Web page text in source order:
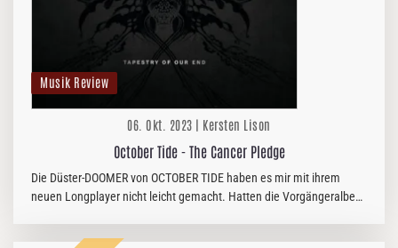
Musik Review
06. Okt. 2023 | Kersten Lison
October Tide - The Cancer Pledge
Die Düster-DOOMER von OCTOBER TIDE haben es mir mit ihrem
neuen Longplayer nicht leicht gemacht. Hatten die Vorgängeralben